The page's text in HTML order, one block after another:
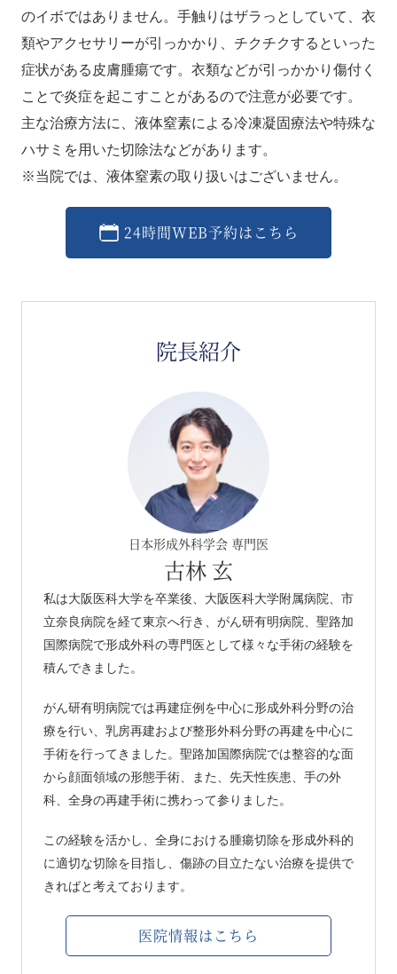
のイボではありません。手触りはザラっとしていて、衣
類やアクセサリーが引っかかり、チクチクするといった
症状がある皮膚腫瘍です。衣類などが引っかかり傷付く
ことで炎症を起こすことがあるので注意が必要です。
主な治療方法に、液体窒素による冷凍凝固療法や特殊な
ハサミを用いた切除法などがあります。
※当院では、液体窒素の取り扱いはございません。
24時間WEB予約はこちら
院長紹介
日本形成外科学会 専門医
古林 玄
私は大阪医科大学を卒業後、大阪医科大学附属病院、市
立奈良病院を経て東京へ行き、がん研有明病院、聖路加
国際病院で形成外科の専門医として様々な手術の経験を
積んできました。
がん研有明病院では再建症例を中心に形成外科分野の治
療を行い、乳房再建および整形外科分野の再建を中心に
手術を行ってきました。聖路加国際病院では整容的な面
から顔面領域の形態手術、また、先天性疾患、手の外
科、全身の再建手術に携わって参りました。
この経験を活かし、全身における腫瘍切除を形成外科的
に適切な切除を目指し、傷跡の目立たない治療を提供で
きればと考えております。
医院情報はこちら